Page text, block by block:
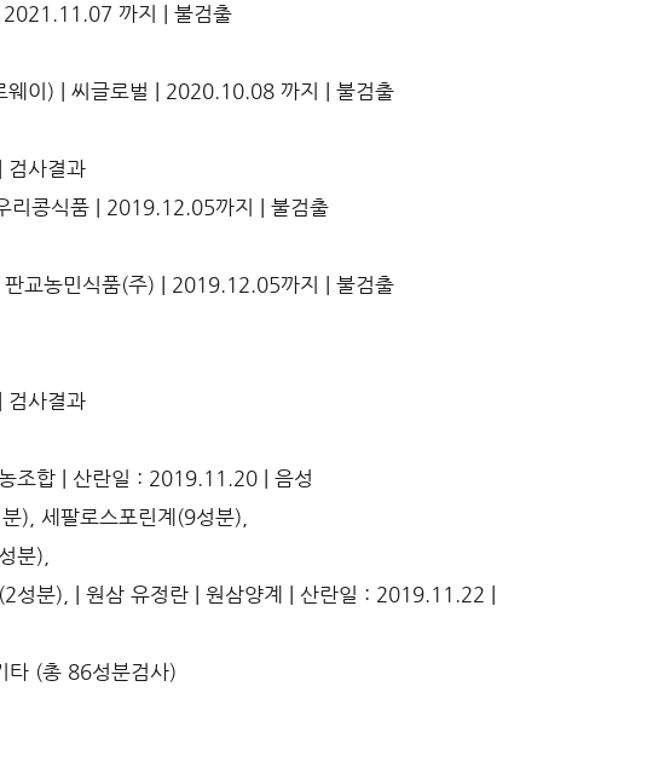
2021.11.07 까지 | 불검출
이) | 씨글로벌 | 2020.10.08 까지 | 불검출
검사결과
콩식품 | 2019.12.05까지 | 불검출
교농민식품(주) | 2019.12.05까지 | 불검출
검사결과
조합 | 산란일 : 2019.11.20 | 음성
), 세팔로스포린계(9성분),
분),
성분), | 원삼 유정란 | 원삼양계 | 산란일 : 2019.11.22 |
타 (총 86성분검사)